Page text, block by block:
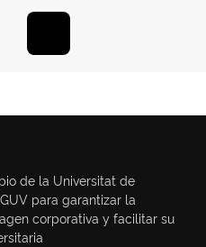
de la Universitat de
para garantizar la
corporativa y facilitar su